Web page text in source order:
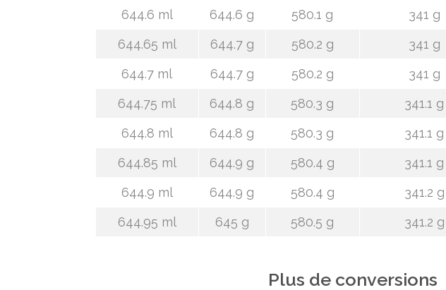
644.6 ml
644.6 g 580.1 g 341 g
644.65 ml
644.7 g 580.2 g 341 g
644.7 ml
644.7 g 580.2 g 341 g
644.75 ml
644.8 g 580.3 g 341.1 g
644.8 ml
644.8 g 580.3 g 341.1 g
644.85 ml
644.9 g 580.4 g 341.1 g
644.9 ml
644.9 g 580.4 g 341.2 g
644.95 ml
645 g 580.5 g 341.2 g
Plus de conversions